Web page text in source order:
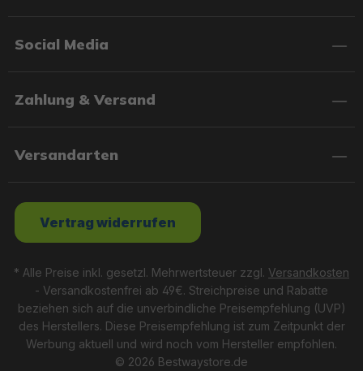
Social Media
Zahlung & Versand
Versandarten
Vertrag widerrufen
* Alle Preise inkl. gesetzl. Mehrwertsteuer zzgl. Versandkosten
- Versandkostenfrei ab 49€. Streichpreise und Rabatte
beziehen sich auf die unverbindliche Preisempfehlung (UVP)
des Herstellers. Diese Preisempfehlung ist zum Zeitpunkt der
Werbung aktuell und wird noch vom Hersteller empfohlen.
© 2026 Bestwaystore.de